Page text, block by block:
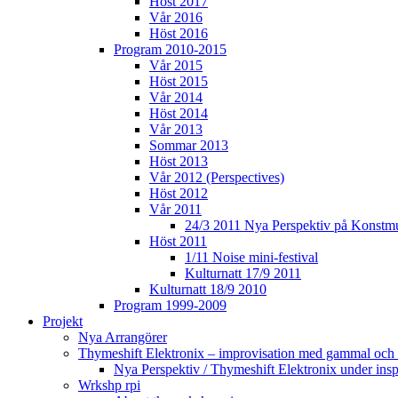
Vår 2016
Höst 2016
Program 2010-2015
Vår 2015
Höst 2015
Vår 2014
Höst 2014
Vår 2013
Sommar 2013
Höst 2013
Vår 2012 (Perspectives)
Höst 2012
Vår 2011
24/3 2011 Nya Perspektiv på
Höst 2011
1/11 Noise mini-festival
Kulturnatt 17/9 2011
Kulturnatt 18/9 2010
Program 1999-2009
Projekt
Nya Arrangörer
Thymeshift Elektronix – improvisation med gammal
Nya Perspektiv / Thymeshift Elektronix under
Wrkshp rpi